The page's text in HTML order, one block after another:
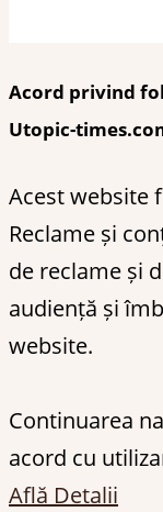
Acord privind
Utopic-
Acest website
Reclame și
de reclame și
audiență și
website.
Continuarea
acord cu
Află Detalii